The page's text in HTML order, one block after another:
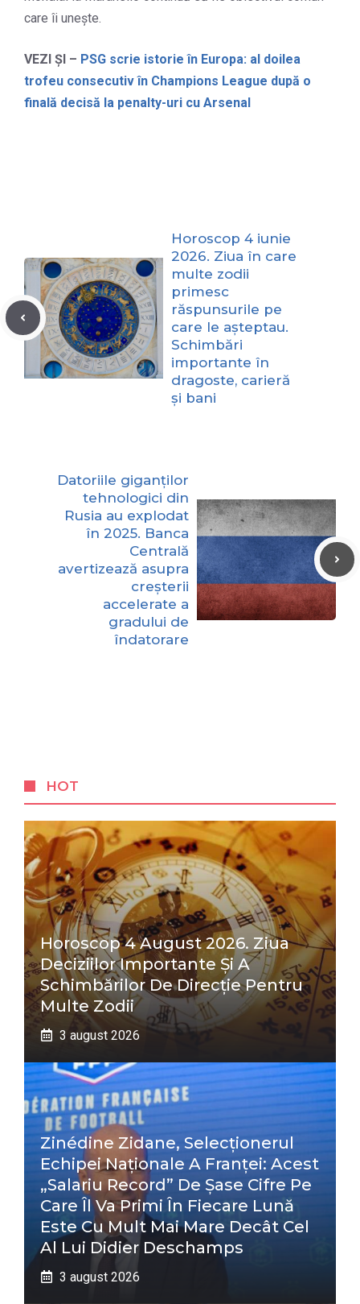
care îi unește.
VEZI ȘI – PSG scrie istorie în Europa: al doilea
trofeu consecutiv în Champions League după o
finală decisă la penalty-uri cu Arsenal
Horoscop 4 iunie
2026. Ziua în care
multe zodii
primesc
răspunsurile pe
care le așteptau.
Schimbări
importante în
dragoste, carieră
și bani
Datoriile giganților
tehnologici din
Rusia au explodat
în 2025. Banca
Centrală
avertizează asupra
creșterii
accelerate a
gradului de
îndatorare
HOT
Horoscop 4 August 2026. Ziua
Deciziilor Importante Și A
Schimbărilor De Direcție Pentru
Multe Zodii
3 august 2026
Zinédine Zidane, Selecționerul
Echipei Naționale A Franței: Acest
„salariu Record” De Șase Cifre Pe
Care Îl Va Primi În Fiecare Lună
Este Cu Mult Mai Mare Decât Cel
Al Lui Didier Deschamps
3 august 2026